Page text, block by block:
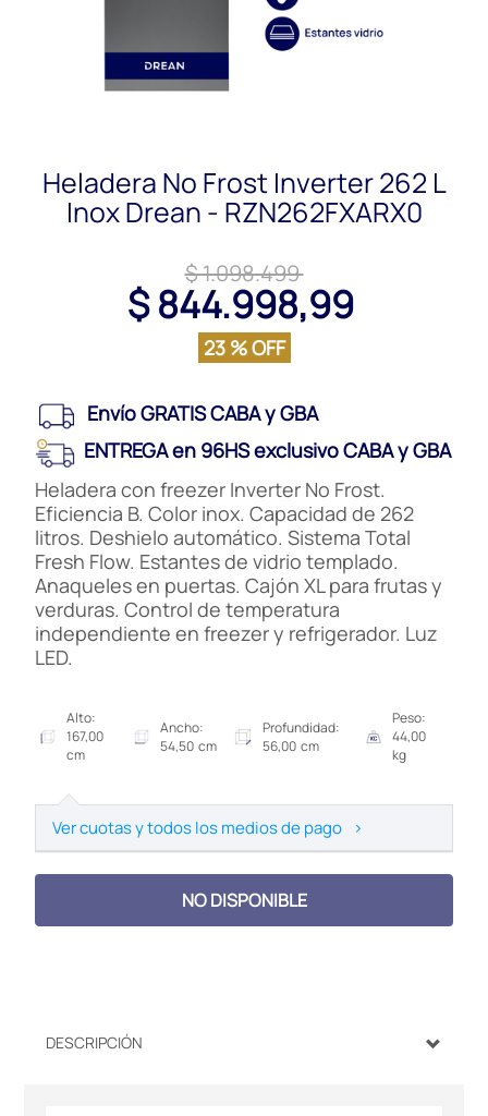
Heladera No Frost Inverter 262 L
Inox Drean - RZN262FXARX0
$ 1.098.499
$ 844.998,99
23 % OFF
Envío GRATIS CABA y GBA
ENTREGA en 96HS exclusivo CABA y GBA
Heladera con freezer Inverter No Frost.
Eficiencia B. Color inox. Capacidad de 262
litros. Deshielo automático. Sistema Total
Fresh Flow. Estantes de vidrio templado.
Anaqueles en puertas. Cajón XL para frutas y
verduras. Control de temperatura
independiente en freezer y refrigerador. Luz
LED.
Alto:
167,00
cm
Ancho:
54,50 cm
Profundidad:
56,00 cm
Peso:
44,00
kg
Ver cuotas y todos los medios de pago >
NO DISPONIBLE
DESCRIPCIÓN